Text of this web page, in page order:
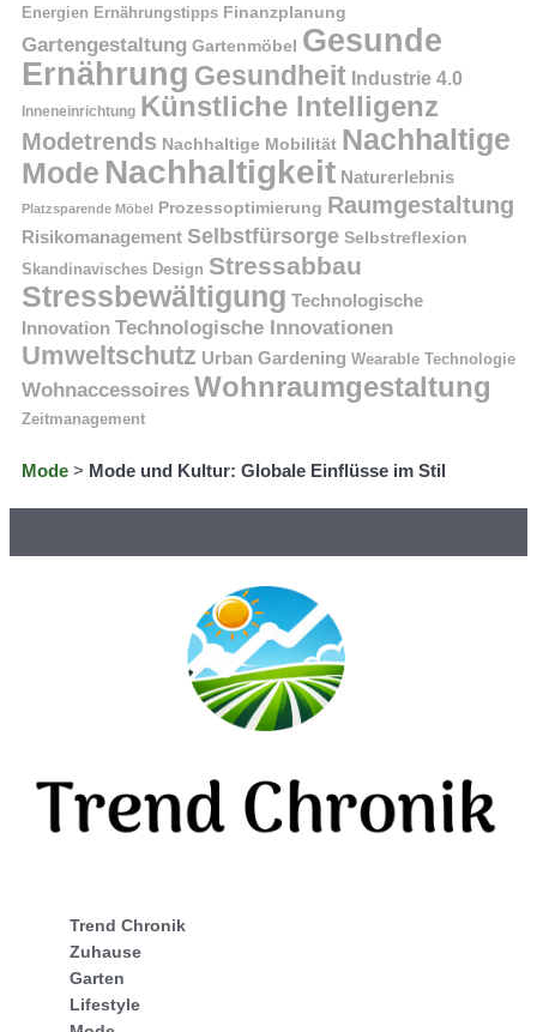
Energien Ernährungstipps Finanzplanung
Gartengestaltung Gartenmöbel Gesunde
Ernährung Gesundheit Industrie 4.0
Inneneinrichtung Künstliche Intelligenz
Modetrends Nachhaltige Mobilität Nachhaltige
Mode Nachhaltigkeit Naturerlebnis
Platzsparende Möbel Prozessoptimierung Raumgestaltung
Risikomanagement Selbstfürsorge Selbstreflexion
Skandinavisches Design Stressabbau
Stressbewältigung Technologische
Innovation Technologische Innovationen
Umweltschutz Urban Gardening Wearable Technologie
Wohnaccessoires Wohnraumgestaltung
Zeitmanagement
Mode > Mode und Kultur: Globale Einflüsse im Stil
Trend Chronik
Zuhause
Garten
Lifestyle